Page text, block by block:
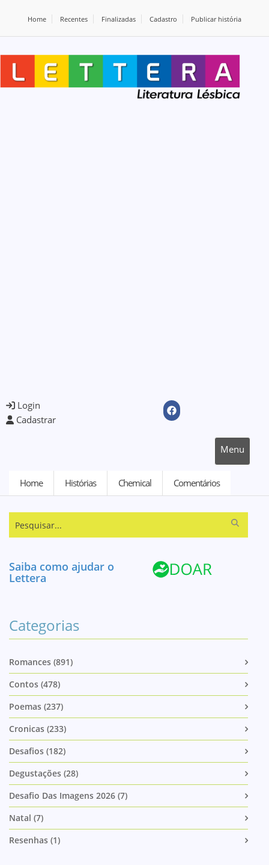
Home Recentes Finalizadas Cadastro Publicar história
Login
Cadastrar
Menu
Home Histórias Chemical Comentários
Saiba como ajudar o
Lettera
Categorias
Romances (891)
Contos (478)
Poemas (237)
Cronicas (233)
Desafios (182)
Degustações (28)
Desafio Das Imagens 2026 (7)
Natal (7)
Resenhas (1)